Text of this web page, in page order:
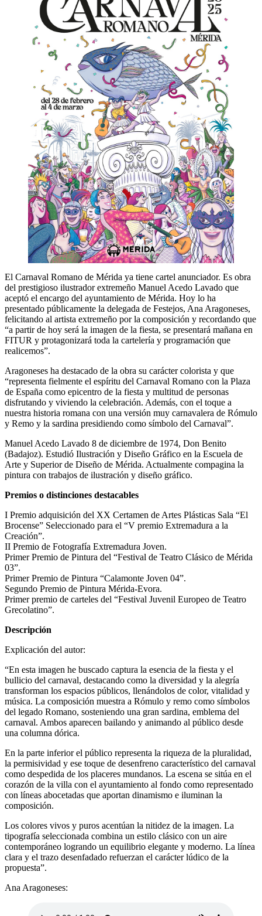
El Carnaval Romano de Mérida ya tiene cartel anunciador. Es obra
del prestigioso ilustrador extremeño Manuel Acedo Lavado que
aceptó el encargo del ayuntamiento de Mérida. Hoy lo ha
presentado públicamente la delegada de Festejos, Ana Aragoneses,
felicitando al artista extremeño por la composición y recordando que
“a partir de hoy será la imagen de la fiesta, se presentará mañana en
FITUR y protagonizará toda la cartelería y programación que
realicemos”.
Aragoneses ha destacado de la obra su carácter colorista y que
“representa fielmente el espíritu del Carnaval Romano con la Plaza
de España como epicentro de la fiesta y multitud de personas
disfrutando y viviendo la celebración. Además, con el toque a
nuestra historia romana con una versión muy carnavalera de Rómulo
y Remo y la sardina presidiendo como símbolo del Carnaval”.
Manuel Acedo Lavado 8 de diciembre de 1974, Don Benito
(Badajoz). Estudió Ilustración y Diseño Gráfico en la Escuela de
Arte y Superior de Diseño de Mérida. Actualmente compagina la
pintura con trabajos de ilustración y diseño gráfico.
Premios o distinciones destacables
I Premio adquisición del XX Certamen de Artes Plásticas Sala “El
Brocense” Seleccionado para el “V premio Extremadura a la
Creación”.
II Premio de Fotografía Extremadura Joven.
Primer Premio de Pintura del “Festival de Teatro Clásico de Mérida
03”.
Primer Premio de Pintura “Calamonte Joven 04”.
Segundo Premio de Pintura Mérida-Evora.
Primer premio de carteles del “Festival Juvenil Europeo de Teatro
Grecolatino”.
Descripción
Explicación del autor:
“En esta imagen he buscado captura la esencia de la fiesta y el
bullicio del carnaval, destacando como la diversidad y la alegría
transforman los espacios públicos, llenándolos de color, vitalidad y
música. La composición muestra a Rómulo y remo como símbolos
del legado Romano, sosteniendo una gran sardina, emblema del
carnaval. Ambos aparecen bailando y animando al público desde
una columna dórica.
En la parte inferior el público representa la riqueza de la pluralidad,
la permisividad y ese toque de desenfreno característico del carnaval
como despedida de los placeres mundanos. La escena se sitúa en el
corazón de la villa con el ayuntamiento al fondo como representado
con líneas abocetadas que aportan dinamismo e iluminan la
composición.
Los colores vivos y puros acentúan la nitidez de la imagen. La
tipografía seleccionada combina un estilo clásico con un aire
contemporáneo logrando un equilibrio elegante y moderno. La línea
clara y el trazo desenfadado refuerzan el carácter lúdico de la
propuesta”.
Ana Aragoneses: